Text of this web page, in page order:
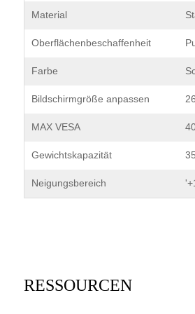
Material
Oberflächenbeschaffenheit
Farbe
Bildschirmgröße anpassen
MAX VESA
Gewichtskapazität
Neigungsbereich
RESSOURCEN